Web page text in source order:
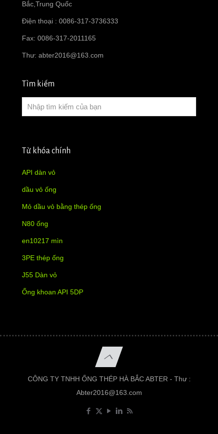
Bắc,Trung Quốc
Điện thoại : 0086-317-3736333
Fax: 0086-317-2011165
Thư: abter2016@163.com
Tìm kiếm
Từ khóa chính
API dàn vỏ
dầu vỏ ống
Mỏ dầu vỏ bằng thép ống
N80 ống
en10217 mìn
3PE thép ống
J55 Dàn vỏ
Ống khoan API 5DP
CÔNG TY TNHH ỐNG THÉP HÀ BẮC ABTER - Thư :
Abter2016@163.com